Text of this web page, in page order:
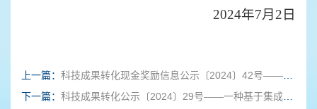
2024年7月2日
上一篇： 科技成果转化现金奖励信息公示〔2024〕42号——一种基于掺杂型NiO空穴传输层的钙钛矿太阳能电池及其制备方法等六项专利
下一篇： 科技成果转化公示〔2024〕29号——一种基于集成光波导耦合器的波长解调装置等三项专利